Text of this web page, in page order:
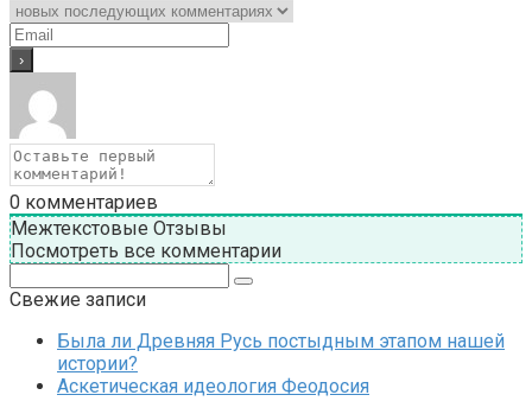
0 комментариев
Межтекстовые Отзывы
Посмотреть все комментарии
Свежие записи
Была ли Древняя Русь постыдным этапом нашей
истории?
Аскетическая идеология Феодосия